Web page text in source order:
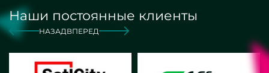
Наши постоянные клиенты
НАЗАД ВПЕРЕД